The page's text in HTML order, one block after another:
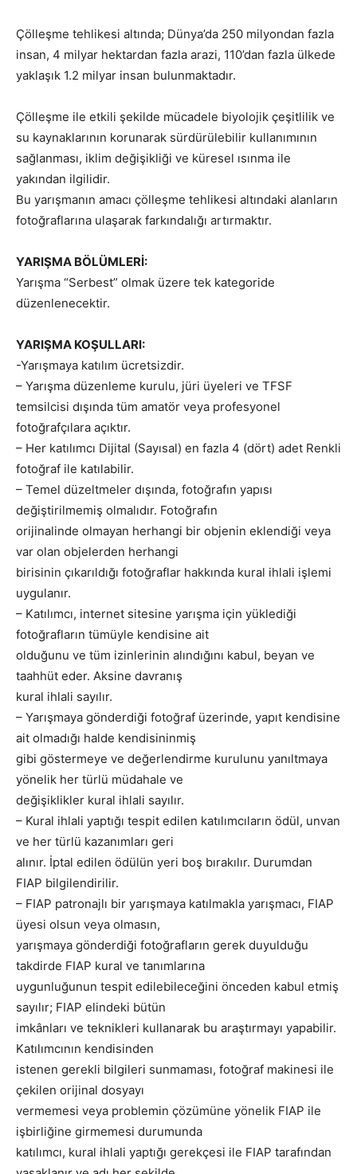
Çölleşme tehlikesi altında; Dünya’da 250 milyondan fazla
insan, 4 milyar hektardan fazla arazi, 110’dan fazla ülkede
yaklaşık 1.2 milyar insan bulunmaktadır.
Çölleşme ile etkili şekilde mücadele biyolojik çeşitlilik ve
su kaynaklarının korunarak sürdürülebilir kullanımının
sağlanması, iklim değişikliği ve küresel ısınma ile
yakından ilgilidir.
Bu yarışmanın amacı çölleşme tehlikesi altındaki alanların
fotoğraflarına ulaşarak farkındalığı artırmaktır.
YARIŞMA BÖLÜMLERİ:
Yarışma “Serbest” olmak üzere tek kategoride
düzenlenecektir.
YARIŞMA KOŞULLARI:
-Yarışmaya katılım ücretsizdir.
– Yarışma düzenleme kurulu, jüri üyeleri ve TFSF
temsilcisi dışında tüm amatör veya profesyonel
fotoğrafçılara açıktır.
– Her katılımcı Dijital (Sayısal) en fazla 4 (dört) adet Renkli
fotoğraf ile katılabilir.
– Temel düzeltmeler dışında, fotoğrafın yapısı
değiştirilmemiş olmalıdır. Fotoğrafın
orijinalinde olmayan herhangi bir objenin eklendiği veya
var olan objelerden herhangi
birisinin çıkarıldığı fotoğraflar hakkında kural ihlali işlemi
uygulanır.
– Katılımcı, internet sitesine yarışma için yüklediği
fotoğrafların tümüyle kendisine ait
olduğunu ve tüm izinlerinin alındığını kabul, beyan ve
taahhüt eder. Aksine davranış
kural ihlali sayılır.
– Yarışmaya gönderdiği fotoğraf üzerinde, yapıt kendisine
ait olmadığı halde kendisininmiş
gibi göstermeye ve değerlendirme kurulunu yanıltmaya
yönelik her türlü müdahale ve
değişiklikler kural ihlali sayılır.
– Kural ihlali yaptığı tespit edilen katılımcıların ödül, unvan
ve her türlü kazanımları geri
alınır. İptal edilen ödülün yeri boş bırakılır. Durumdan
FIAP bilgilendirilir.
– FIAP patronajlı bir yarışmaya katılmakla yarışmacı, FIAP
üyesi olsun veya olmasın,
yarışmaya gönderdiği fotoğrafların gerek duyulduğu
takdirde FIAP kural ve tanımlarına
uygunluğunun tespit edilebileceğini önceden kabul etmiş
sayılır; FIAP elindeki bütün
imkânları ve teknikleri kullanarak bu araştırmayı yapabilir.
Katılımcının kendisinden
istenen gerekli bilgileri sunmaması, fotoğraf makinesi ile
çekilen orijinal dosyayı
vermemesi veya problemin çözümüne yönelik FIAP ile
işbirliğine girmemesi durumunda
katılımcı, kural ihlali yaptığı gerekçesi ile FIAP tarafından